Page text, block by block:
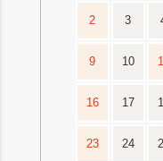
2 3
9 10
16 17
23 24